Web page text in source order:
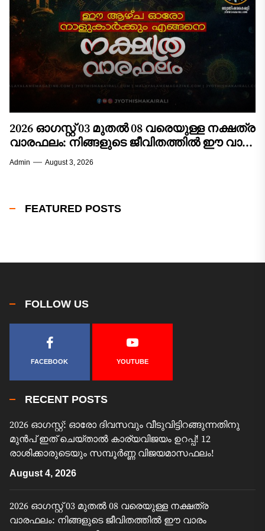
2026 ഓഗസ്റ്റ് 03 മുതൽ 08 വരെയുള്ള നക്ഷത്ര
വാരഫലം: നിങ്ങളുടെ ജീവിതത്തിൽ ഈ വാരം
വരുത്തുന്ന മാറ്റങ്ങൾ എന്തൊക്കെ?
Admin August 3, 2026
FEATURED POSTS
FOLLOW US
FACEBOOK YOUTUBE
RECENT POSTS
2026 ഓഗസ്റ്റ്: ഓരോ ദിവസവും വീടുവിട്ടിറങ്ങുന്നതിനു
മുൻപ് ഇത് ചെയ്താൽ കാര്യവിജയം ഉറപ്പ്! 12
രാശിക്കാരുടെയും സമ്പൂർണ്ണ വിജയമാസഫലം!
August 4, 2026
2026 ഓഗസ്റ്റ് 03 മുതൽ 08 വരെയുള്ള നക്ഷത്ര
വാരഫലം: നിങ്ങളുടെ ജീവിതത്തിൽ ഈ വാരം